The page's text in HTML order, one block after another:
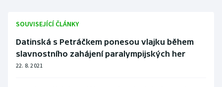
SOUVISEJÍCÍ ČLÁNKY
Datinská s Petráčkem ponesou vlajku během
slavnostního zahájení paralympijských her
22. 8. 2021